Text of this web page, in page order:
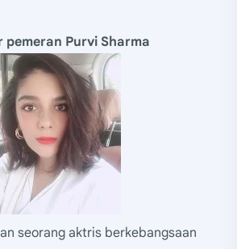
pemeran Purvi Sharma
seorang aktris berkebangsaan